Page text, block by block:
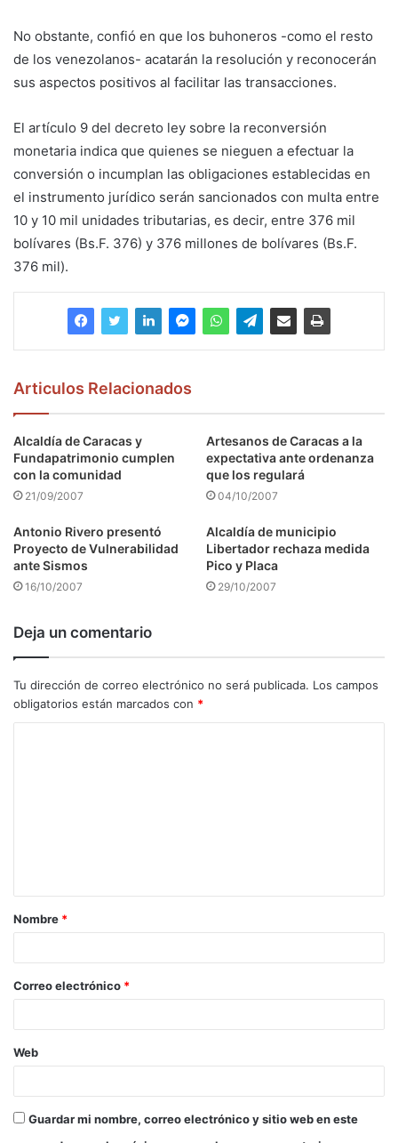
No obstante, confió en que los buhoneros -como el resto
de los venezolanos- acatarán la resolución y reconocerán
sus aspectos positivos al facilitar las transacciones.
El artículo 9 del decreto ley sobre la reconversión
monetaria indica que quienes se nieguen a efectuar la
conversión o incumplan las obligaciones establecidas en
el instrumento jurídico serán sancionados con multa entre
10 y 10 mil unidades tributarias, es decir, entre 376 mil
bolívares (Bs.F. 376) y 376 millones de bolívares (Bs.F.
376 mil).
Articulos Relacionados
Alcaldía de Caracas y
Fundapatrimonio cumplen
con la comunidad
21/09/2007
Artesanos de Caracas a la
expectativa ante ordenanza
que los regulará
04/10/2007
Antonio Rivero presentó
Proyecto de Vulnerabilidad
ante Sismos
16/10/2007
Alcaldía de municipio
Libertador rechaza medida
Pico y Placa
29/10/2007
Deja un comentario
Tu dirección de correo electrónico no será publicada. Los campos
obligatorios están marcados con *
a
r
*
Nombre *
Correo electrónico *
Web
Guardar mi nombre, correo electrónico y sitio web en este